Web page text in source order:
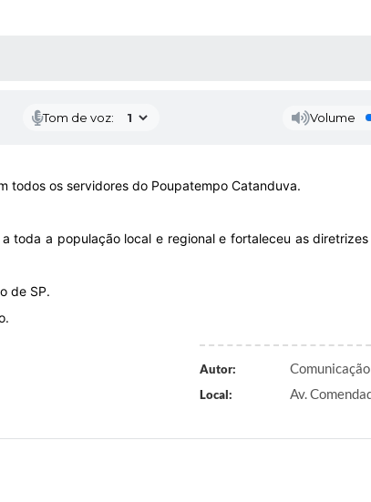
Tom de voz: Volume
todos os servidores do Poupatempo Catanduva.
a população local e regional e fortaleceu as
de SP.
Autor: Comunicação
Local: Av.